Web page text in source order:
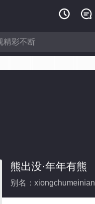
 
熊出没·年年有熊